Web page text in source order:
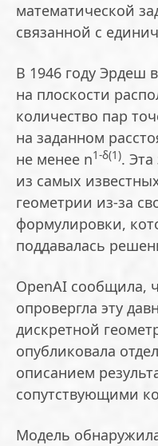
математической
связанной с
В 1946 году Эрдеш
на плоскости
количество пар
на заданном
не менее n1-δ(1). Эта
из самых
геометрии из-за
формулировки,
поддавалась
OpenAI сообщила,
опровергла эту
дискретной
опубликовала
описанием
сопутствующими
Модель